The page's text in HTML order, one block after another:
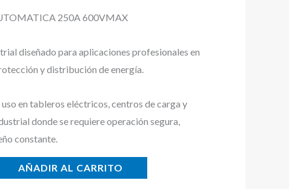
250A 600VMAX
diseñado para aplicaciones profesionales en
y distribución de energía.
en tableros eléctricos, centros de carga y
donde se requiere operación segura,
constante.
AÑADIR AL CARRITO